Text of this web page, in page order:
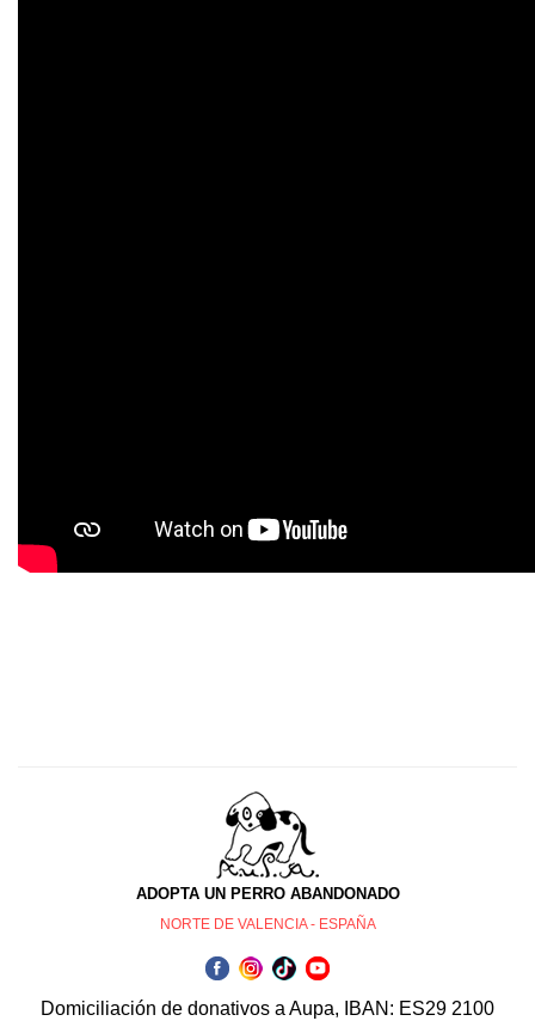
ADOPTA UN PERRO ABANDONADO
NORTE DE VALENCIA - ESPAÑA
Domiciliación de donativos a Aupa, IBAN: ES29 2100